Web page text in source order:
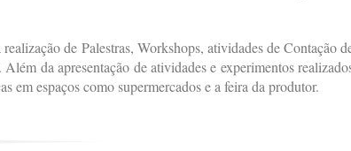
de Palestras, Workshops, atividades de Contação
da apresentação de atividades e experimentos
em espaços como supermercados e a feira da produtor.